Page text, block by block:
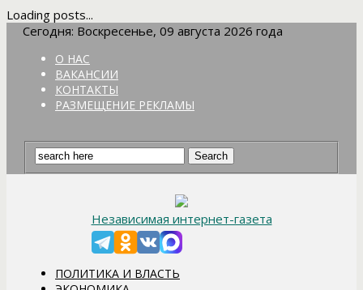
Loading posts...
Сегодня: Воскресенье, 09 августа 2026 года
О НАС
ВАКАНСИИ
КОНТАКТЫ
РАЗМЕЩЕНИЕ РЕКЛАМЫ
Независимая интернет-газета
ПОЛИТИКА И ВЛАСТЬ